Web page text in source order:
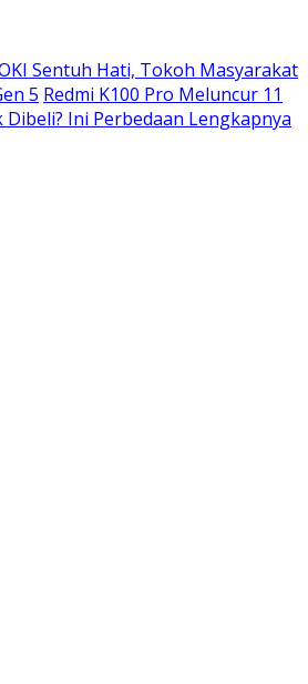
Sentuh Hati, Tokoh Masyarakat
5 Redmi K100 Pro Meluncur 11
Dibeli? Ini Perbedaan Lengkapnya